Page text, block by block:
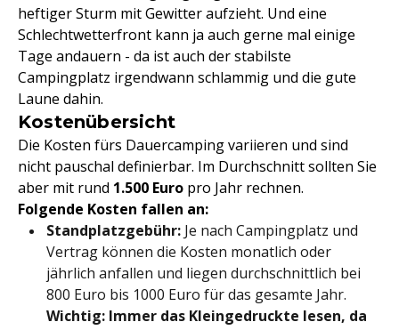
heftiger Sturm mit Gewitter aufzieht. Und eine
Schlechtwetterfront kann ja auch gerne mal einige
Tage andauern - da ist auch der stabilste
Campingplatz irgendwann schlammig und die gute
Laune dahin.
Kostenübersicht
Die Kosten fürs Dauercamping variieren und sind
nicht pauschal definierbar. Im Durchschnitt sollten Sie
aber mit rund 1.500 Euro pro Jahr rechnen.
Folgende Kosten fallen an:
Standplatzgebühr: Je nach Campingplatz und
Vertrag können die Kosten monatlich oder
jährlich anfallen und liegen durchschnittlich bei
800 Euro bis 1000 Euro für das gesamte Jahr.
Wichtig: Immer das Kleingedruckte lesen, da